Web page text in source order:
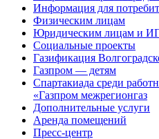
Информация для
Физическим лицам
Юридическим лицам и
Социальные проекты
Газификация
Газпром — детям
Спартакиада среди
«Газпром межрегионгаз
Дополнительные услуги
Аренда помещений
Пресс-центр